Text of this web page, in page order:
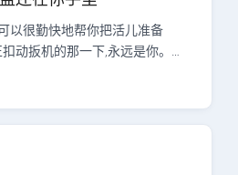
以很勤快地帮你把活儿准备
动扳机的那一下,永远是你。…